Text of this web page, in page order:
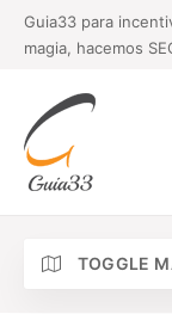
Guia33 para
magia, hacemos
TOGGLE